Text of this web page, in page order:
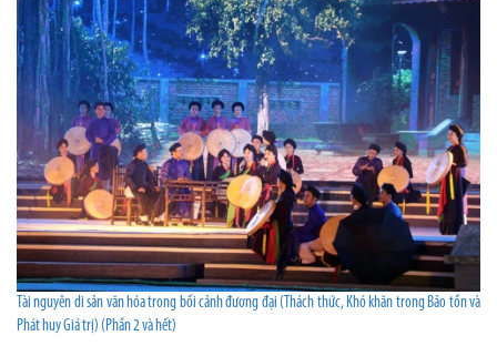
Tài nguyên di sản văn hóa trong bối cảnh đương đại (Thách thức, Khó khăn trong Bảo tồn và
Phát huy Giá trị) (Phần 2 và hết)